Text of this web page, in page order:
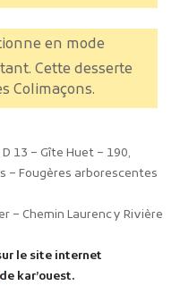
en mode
Cette desserte
Colimaçons.
13 – Gîte Huet – 190,
– Fougères arborescentes
– Chemin Laurency Rivière
le site internet
de kar’ouest.